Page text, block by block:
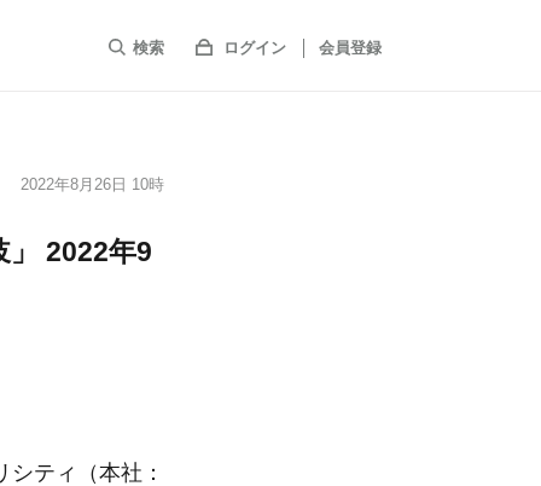
検索 ログイン 会員登録
2022年8月26日 10時
2022年9
ティ（本社：